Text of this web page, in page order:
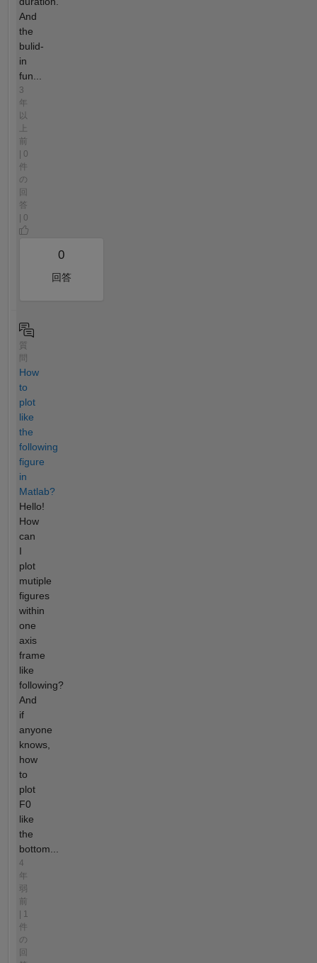
And
the
bulid-
in
fun...
3
年
以
前
| 0
件
の
回
答
| 0
0
回答
質
How
to
plot
like
the
following
figure
in
Matlab?
Hello!
How
can
I
plot
mutiple
figures
within
one
axis
frame
like
following?
And
if
anyone
knows,
how
to
plot
F0
like
the
bottom...
4
年
弱
前
| 1
件
の
回